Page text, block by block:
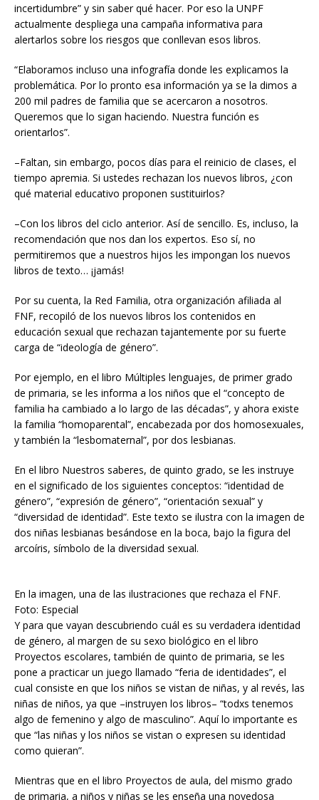
incertidumbre” y sin saber qué hacer. Por eso la UNPF
actualmente despliega una campaña informativa para
alertarlos sobre los riesgos que conllevan esos libros.
“Elaboramos incluso una infografía donde les explicamos la
problemática. Por lo pronto esa información ya se la dimos a
200 mil padres de familia que se acercaron a nosotros.
Queremos que lo sigan haciendo. Nuestra función es
orientarlos”.
–Faltan, sin embargo, pocos días para el reinicio de clases, el
tiempo apremia. Si ustedes rechazan los nuevos libros, ¿con
qué material educativo proponen sustituirlos?
–Con los libros del ciclo anterior. Así de sencillo. Es, incluso, la
recomendación que nos dan los expertos. Eso sí, no
permitiremos que a nuestros hijos les impongan los nuevos
libros de texto… ¡jamás!
Por su cuenta, la Red Familia, otra organización afiliada al
FNF, recopiló de los nuevos libros los contenidos en
educación sexual que rechazan tajantemente por su fuerte
carga de “ideología de género”.
Por ejemplo, en el libro Múltiples lenguajes, de primer grado
de primaria, se les informa a los niños que el “concepto de
familia ha cambiado a lo largo de las décadas”, y ahora existe
la familia “homoparental”, encabezada por dos homosexuales,
y también la “lesbomaternal”, por dos lesbianas.
En el libro Nuestros saberes, de quinto grado, se les instruye
en el significado de los siguientes conceptos: “identidad de
género”, “expresión de género”, “orientación sexual” y
“diversidad de identidad”. Este texto se ilustra con la imagen de
dos niñas lesbianas besándose en la boca, bajo la figura del
arcoíris, símbolo de la diversidad sexual.
En la imagen, una de las ilustraciones que rechaza el FNF.
Foto: Especial
Y para que vayan descubriendo cuál es su verdadera identidad
de género, al margen de su sexo biológico en el libro
Proyectos escolares, también de quinto de primaria, se les
pone a practicar un juego llamado “feria de identidades”, el
cual consiste en que los niños se vistan de niñas, y al revés, las
niñas de niños, ya que –instruyen los libros– “todxs tenemos
algo de femenino y algo de masculino”. Aquí lo importante es
que “las niñas y los niños se vistan o expresen su identidad
como quieran”.
Mientras que en el libro Proyectos de aula, del mismo grado
de primaria, a niños y niñas se les enseña una novedosa